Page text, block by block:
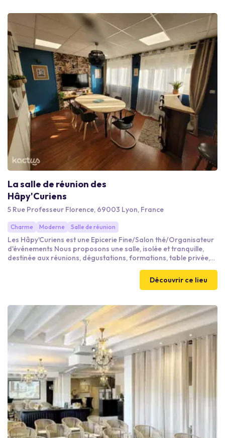
La salle de réunion des
Hâpy'Curiens
5 Rue Professeur Florence, 69003 Lyon, France
Charme Moderne Salle de réunion
Les Hâpy'Curiens est une Epicerie Fine/Salon thé/Organisateur
d'événements Nous proposons une salle, isolée et tranquille,
destinée aux réunions, dégustations, formations, table privée,
Découvrir ce lieu